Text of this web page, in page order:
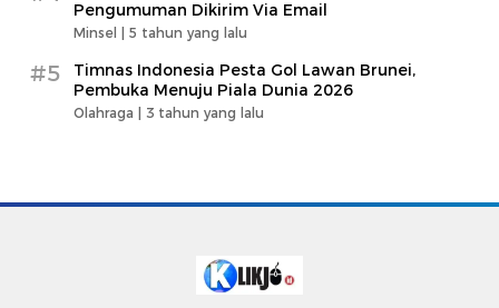
Pengumuman Dikirim Via Email
Minsel | 5 tahun yang lalu
#5
Timnas Indonesia Pesta Gol Lawan Brunei,
Pembuka Menuju Piala Dunia 2026
Olahraga | 3 tahun yang lalu